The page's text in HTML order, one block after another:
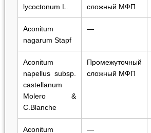
lycoctonum L.
сложный МФП
Aconitum
nagarum Stapf
—
Aconitum
napellussubsp.
castellanum
Molero &
C.Blanche
Промежуточный
сложный МФП
Aconitum —